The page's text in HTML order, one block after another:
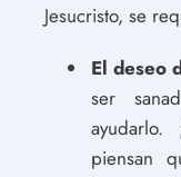
Jesucristo, se
El deseo
ser
piensan